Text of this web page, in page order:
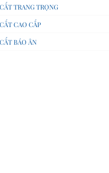
TRANG TRỌNG
CAO CẤP
BÁO ÂN